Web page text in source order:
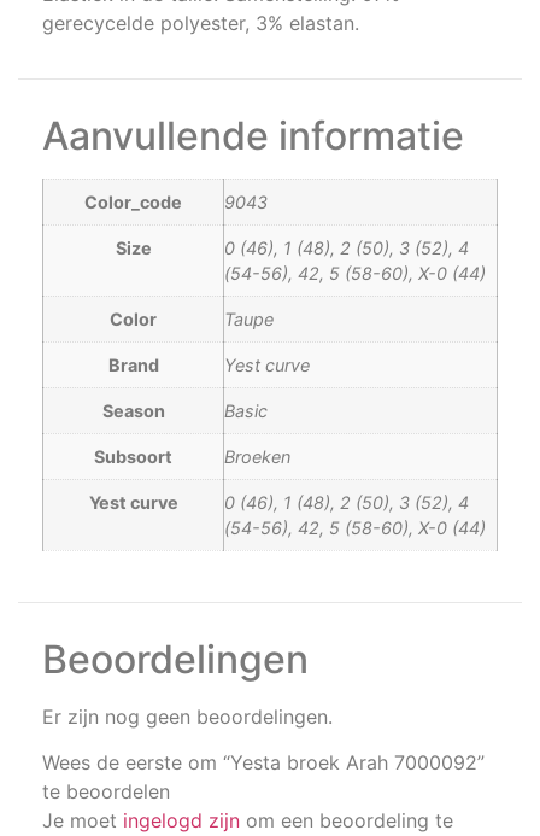
gerecycelde polyester, 3% elastan.
Aanvullende informatie
Color_code 9043
Size
0 (46), 1 (48), 2 (50), 3 (52), 4
(54-56), 42, 5 (58-60), X-0 (44)
Color Taupe
Brand Yest curve
Season Basic
Subsoort Broeken
Yest curve
0 (46), 1 (48), 2 (50), 3 (52), 4
(54-56), 42, 5 (58-60), X-0 (44)
Beoordelingen
Er zijn nog geen beoordelingen.
Wees de eerste om “Yesta broek Arah 7000092”
te beoordelen
Je moet ingelogd zijn om een beoordeling te